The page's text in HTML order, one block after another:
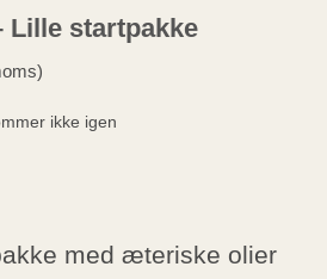
startpakke
ikke igen
med æteriske olier